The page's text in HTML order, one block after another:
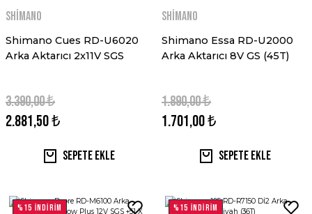
Shimano
Shimano Cues RD-U6020
Arka Aktarıcı 2x11V SGS
2.881,50 ₺
3.390,00 ₺
Sepete Ekle
Shimano
Shimano Essa RD-U2000
Arka Aktarıcı 8V GS (45T)
1.701,00 ₺
1.890,00 ₺
Sepete Ekle
%15 İNDİRİM %15 İNDİRİM